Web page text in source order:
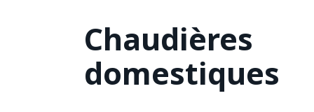
Chaudières
domestiques